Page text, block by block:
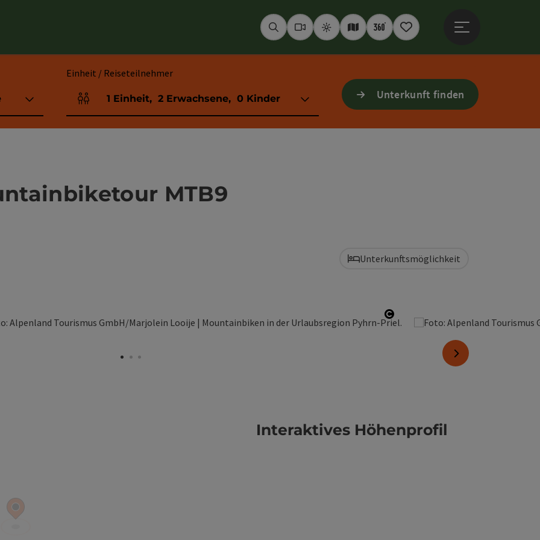
SuchenWebcams
WetterInteraktive Karte
360° Panoramen
Merkzettel
Einheit / Reiseteilnehmer
Einheitenanzahl und Personenfelder
1 Einheit, 2 Erwachsene, 0 Kinder Unterkunft finden
MTB9
öffnen Copyright öffnen
nächstes Element
Unterkunftsmöglichkeit
Interaktives Höhenprofil